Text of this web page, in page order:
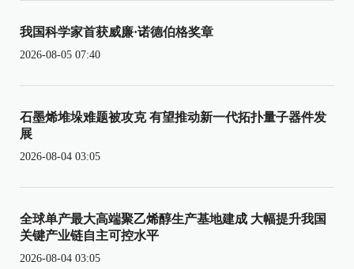
我国科学家首获威廉·诺德伯格奖章
2026-08-05 07:40
石墨烯堆垛难题被攻克 有望推动新一代拓扑量子器件发
展
2026-08-04 03:05
全球单产最大高端聚乙烯醇生产基地建成 大幅提升我国
关键产业链自主可控水平
2026-08-04 03:05